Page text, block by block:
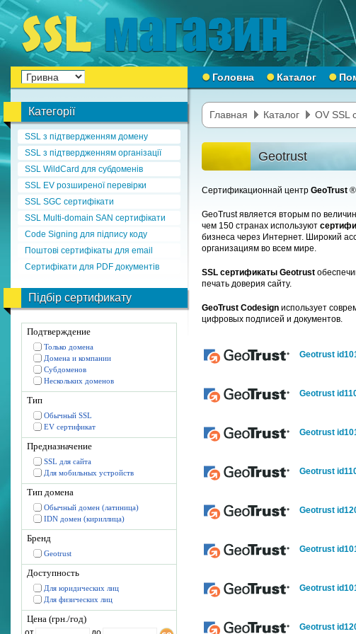
Головна Каталог
Категорії
SSL з підтвердженням домену
SSL з підтвердженням організації
SSL WildCard для субдоменів
SSL EV розширеної перевірки
SSL SGC сертифікати
SSL Multi-domain SAN сертифікати
Code Signing для підпису коду
Поштові сертифікаты для email
Сертифікати для PDF документів
Підбір сертификату
Подтверждение
Только домена
Домена и компании
Субдоменов
Нескольких доменов
Тип
Обычный SSL
EV сертификат
Предназначение
SSL для сайта
Для мобильных устройств
Тип домена
Обычный домен (латиница)
IDN домен (кириллица)
Бренд
Geotrust
Доступность
Для юридических лиц
Для физических лиц
Цена (грн./год)
Главная Каталог OV SSL
Geotrust
Сертификационнай центр GeoTrust ®
GeoTrust является вторым по
чем 150 странах используют
бизнеса через Интернет. Широкий
организациям во всем мире.
SSL сертификаты Geotrust
печать доверия сайту.
GeoTrust Codesign использует
цифровых подписей и документов.
Geotrust
Geotrust
Geotrust
Geotrust
Geotrust
Geotrust
Geotrust
Geotrust